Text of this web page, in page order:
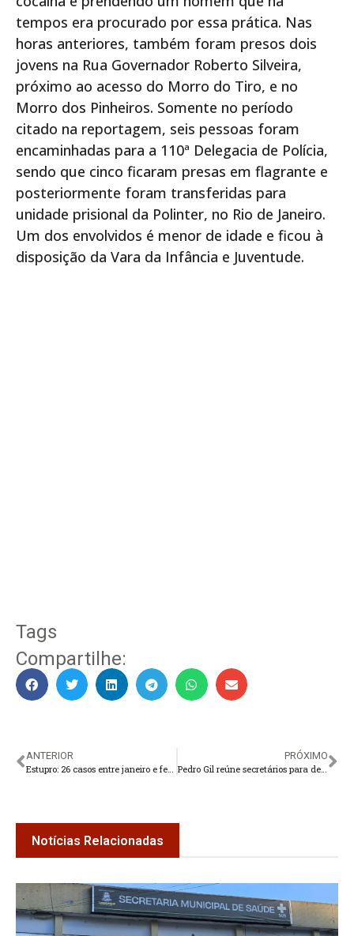
tempos era procurado por essa prática. Nas
horas anteriores, também foram presos dois
jovens na Rua Governador Roberto Silveira,
próximo ao acesso do Morro do Tiro, e no
Morro dos Pinheiros. Somente no período
citado na reportagem, seis pessoas foram
encaminhadas para a 110ª Delegacia de Polícia,
sendo que cinco ficaram presas em flagrante e
posteriormente foram transferidas para
unidade prisional da Polinter, no Rio de Janeiro.
Um dos envolvidos é menor de idade e ficou à
disposição da Vara da Infância e Juventude.
Tags
Compartilhe:
ANTERIOR
PRÓXIMO
Notícias Relacionadas